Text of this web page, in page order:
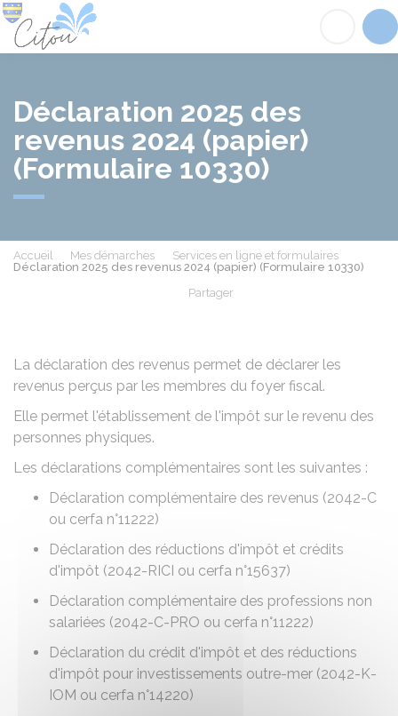
Déclaration 2025 des
revenus 2024 (papier)
(Formulaire 10330)
Accueil Mes démarches
Services en ligne et formulaires
Déclaration 2025 des revenus 2024 (papier) (Formulaire 10330)
Partager
La déclaration des revenus permet de déclarer les
revenus perçus par les membres du foyer fiscal.
Elle permet l'établissement de l'impôt sur le revenu des
personnes physiques.
Les déclarations complémentaires sont les suivantes :
Déclaration complémentaire des revenus (2042-C
ou cerfa n°11222)
Déclaration des réductions d'impôt et crédits
d'impôt (2042-RICI ou cerfa n°15637)
Déclaration complémentaire des professions non
salariées (2042-C-PRO ou cerfa n°11222)
Déclaration du crédit d'impôt et des réductions
d'impôt pour investissements outre-mer (2042-K-
IOM ou cerfa n°14220)